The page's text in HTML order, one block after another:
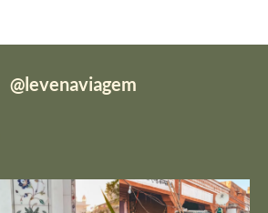
levenaviagem